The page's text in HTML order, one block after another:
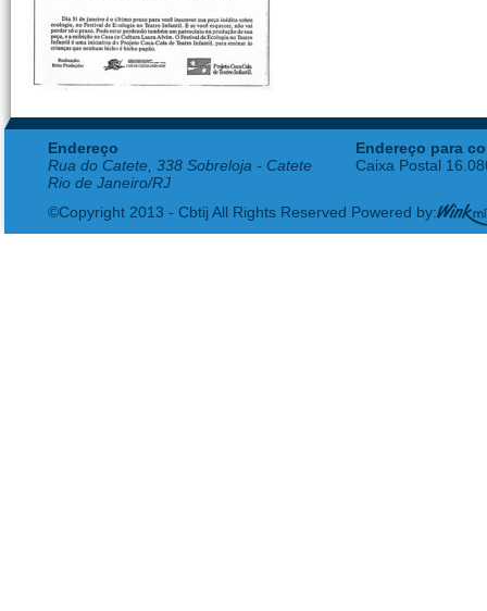
Endereço
Rua do Catete, 338 Sobreloja - Catete
Rio de Janeiro/RJ
Endereço para
Caixa Postal
©Copyright 2013 - Cbtij All Rights Reserved Powered by: